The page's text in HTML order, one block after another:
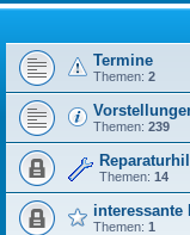
Termine
Themen: 2
Themen: 239
Themen: 14
interessante
Themen: 1